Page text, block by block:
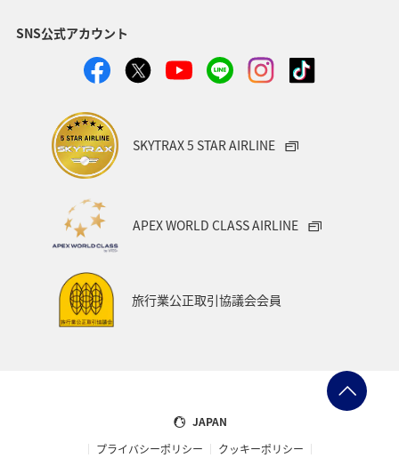
SNS公式アカウント
SKYTRAX 5 STAR AIRLINE
APEX WORLD CLASS AIRLINE
旅行業公正取引協議会会員
JAPAN
プライバシーポリシー
クッキーポリシー